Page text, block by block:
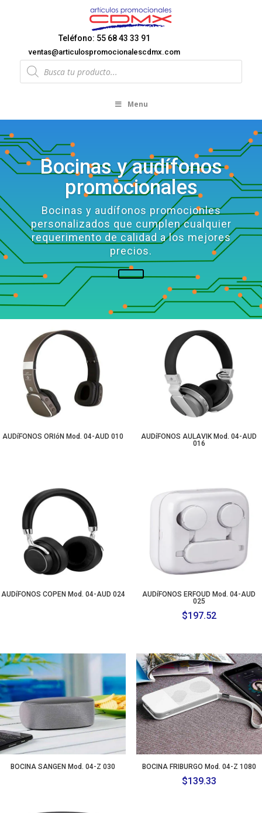
Teléfono: 55 68 43 33 91
ventas@articulospromocionalescdmx.com
Products
search
Menu
Bocinas y audífonos
promocionales
Bocinas y audífonos promocionles
personalizados que cumplen cualquier
requerimento de calidad a los mejores
precios.
AUDíFONOS ORIóN Mod. 04-AUD 010
AUDíFONOS AULAVIK Mod. 04-AUD
016
AUDíFONOS COPEN Mod. 04-AUD 024
AUDíFONOS ERFOUD Mod. 04-AUD
025
$197.52
BOCINA SANGEN Mod. 04-Z 030 BOCINA FRIBURGO Mod. 04-Z 1080
$139.33